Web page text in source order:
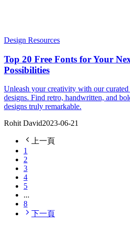
Design Resources
Top 20 Free Fonts for Your
Possibilities
Unleash your creativity with our
designs. Find retro, handwritten, and
designs truly remarkable.
Rohit David2023-06-21
上一頁
1
2
3
4
5
...
8
下一頁